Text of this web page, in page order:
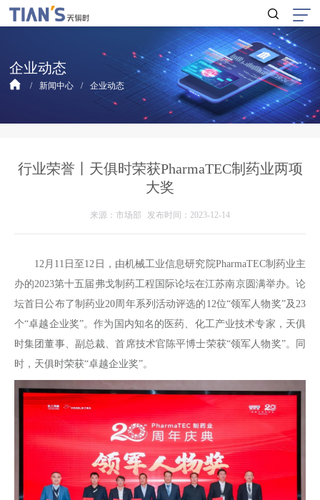
企业动态
新闻中心 企业动态
行业荣誉丨天俱时荣获PharmaTEC制药业两项
大奖
来源：市场部 发布时间：2023-12-14
12月11日至12日，由机械工业信息研究院PharmaTEC制药业主
办的2023第十五届弗戈制药工程国际论坛在江苏南京圆满举办。论
坛首日公布了制药业20周年系列活动评选的12位“领军人物奖”及23
个“卓越企业奖”。作为国内知名的医药、化工产业技术专家，天俱
时集团董事、副总裁、首席技术官陈平博士荣获“领军人物奖”。同
时，天俱时荣获“卓越企业奖”。